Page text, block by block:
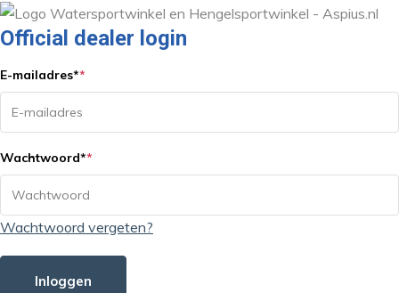
Official dealer login
E-mailadres**
Wachtwoord**
Wachtwoord vergeten?
Inloggen